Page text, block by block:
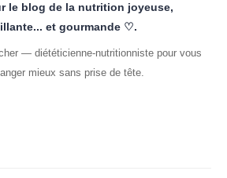
le blog de la nutrition joyeuse,
et gourmande ♡.
— diététicienne-nutritionniste pour vous
mieux sans prise de tête.